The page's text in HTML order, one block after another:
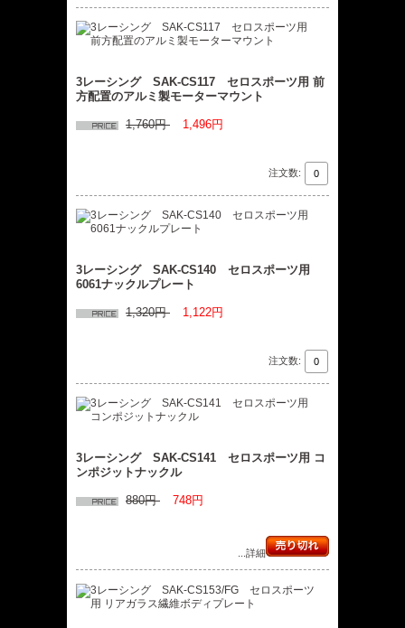
3レーシング SAK-CS117 セロスポーツ用 前
方配置のアルミ製モーターマウント
1,760円 1,496円
注文数:
3レーシング SAK-CS140 セロスポーツ用
6061ナックルプレート
1,320円 1,122円
注文数:
3レーシング SAK-CS141 セロスポーツ用 コ
ンポジットナックル
880円 748円
...詳細